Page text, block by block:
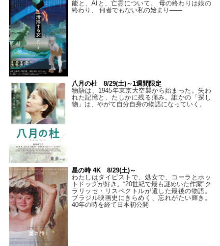
能と、AIと、亡霊について。 母の終わりは娘の
終わり、 何者でもない私の始まり――
八月の杜 8/29(土)～1週間限定
物語は、1945年東京大空襲から始まった。失わ
れた記憶と、たしかに残る痛み。誰かの「探し
物」は、やがて自分自身の物語になっていく。
星の時 4K 8/29(土)～
わたしはタイピストで、処⼥で、コーラとホッ
トドッグが好き。“20世紀で最も謎めいた作家”ク
ラリッセ・リスペクトルが遺した最後の物語。
ブラジル映画史にきらめく、忘れがたい輝き。
40年の時を経て⽇本初公開